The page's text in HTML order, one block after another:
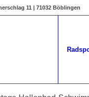
11 | 71032 Böblingen